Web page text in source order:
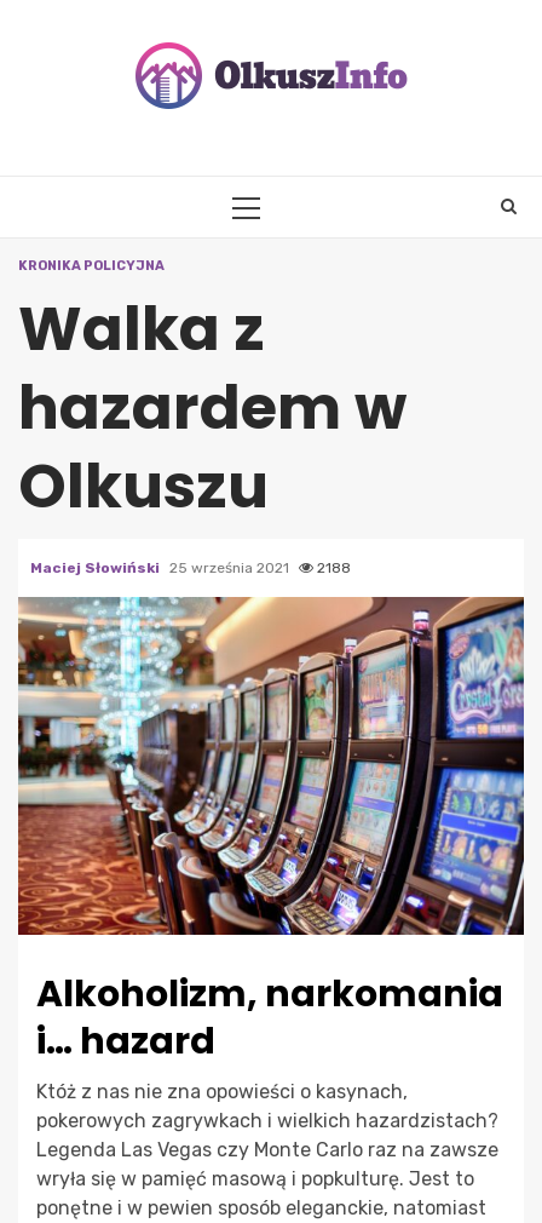
PRIMARY
KRONIKA POLICYJNA
Walka z
hazardem w
Olkuszu
Maciej Słowiński 25 września 2021 2188
Alkoholizm, narkomania
i… hazard
Któż z nas nie zna opowieści o kasynach,
pokerowych zagrywkach i wielkich hazardzistach?
Legenda Las Vegas czy Monte Carlo raz na zawsze
wryła się w pamięć masową i popkulturę. Jest to
ponętne i w pewien sposób eleganckie, natomiast